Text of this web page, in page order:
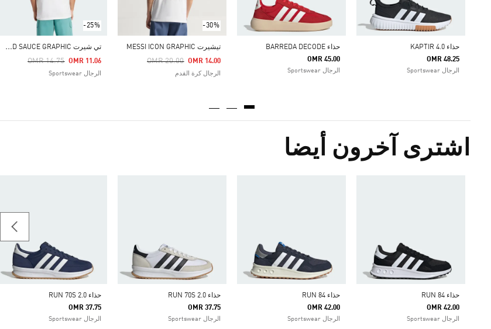
حذاء KAPTIR 4.0
OMR 48.25
الرجال Sportswear
حذاء BARREDA DECODE
OMR 45.00
الرجال Sportswear
-30%
تيشيرت MESSI ICON GRAPHIC
Price Reduced From
OMR 20.00
To OMR 14.00
الرجال كرة القدم
-25%
ت
ي شيرت FOOD SAUCE GRAPHIC
Price Reduced From
OMR 14.75
To OMR 11.06
الرجال Sportswear
اشترى آخرون أيضا
حذاء RUN 84
OMR 42.00
الرجال Sportswear
حذاء RUN 84
OMR 42.00
الرجال Sportswear
حذاء RUN 70S 2.0
OMR 37.75
الرجال Sportswear
حذاء RUN 70S 2.0
OMR 37.75
الرجال Sportswear